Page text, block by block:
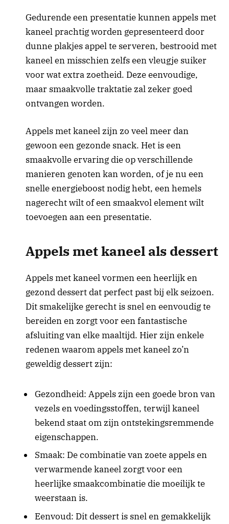
Gedurende een presentatie kunnen appels met
kaneel prachtig worden gepresenteerd door
dunne plakjes appel te serveren, bestrooid met
kaneel en misschien zelfs een vleugje suiker
voor wat extra zoetheid. Deze eenvoudige,
maar smaakvolle traktatie zal zeker goed
ontvangen worden.
Appels met kaneel zijn zo veel meer dan
gewoon een gezonde snack. Het is een
smaakvolle ervaring die op verschillende
manieren genoten kan worden, of je nu een
snelle energieboost nodig hebt, een hemels
nagerecht wilt of een smaakvol element wilt
toevoegen aan een presentatie.
Appels met kaneel als dessert
Appels met kaneel vormen een heerlijk en
gezond dessert dat perfect past bij elk seizoen.
Dit smakelijke gerecht is snel en eenvoudig te
bereiden en zorgt voor een fantastische
afsluiting van elke maaltijd. Hier zijn enkele
redenen waarom appels met kaneel zo’n
geweldig dessert zijn:
Gezondheid: Appels zijn een goede bron van
vezels en voedingsstoffen, terwijl kaneel
bekend staat om zijn ontstekingsremmende
eigenschappen.
Smaak: De combinatie van zoete appels en
verwarmende kaneel zorgt voor een
heerlijke smaakcombinatie die moeilijk te
weerstaan is.
Eenvoud: Dit dessert is snel en gemakkelijk